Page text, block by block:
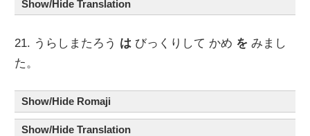
Show/Hide Translation
21. うらしまたろう は びっくりして かめ を みまし
た。
Show/Hide Romaji
Show/Hide Translation